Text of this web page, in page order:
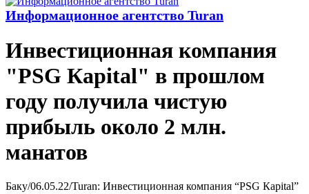
Информационное агентство Turan
Инвестиционная компания
"PSG Кapital" в прошлом
году получила чистую
прибыль около 2 млн.
манатов
Баку/06.05.22/Turan: Инвестиционная компания “PSG Кapital”